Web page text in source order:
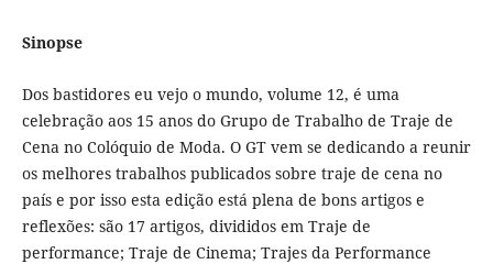
Sinopse
Dos bastidores eu vejo o mundo, volume 12, é uma
celebração aos 15 anos do Grupo de Trabalho de Traje de
Cena no Colóquio de Moda. O GT vem se dedicando a reunir
os melhores trabalhos publicados sobre traje de cena no
país e por isso esta edição está plena de bons artigos e
reflexões: são 17 artigos, divididos em Traje de
performance; Traje de Cinema; Trajes da Performance